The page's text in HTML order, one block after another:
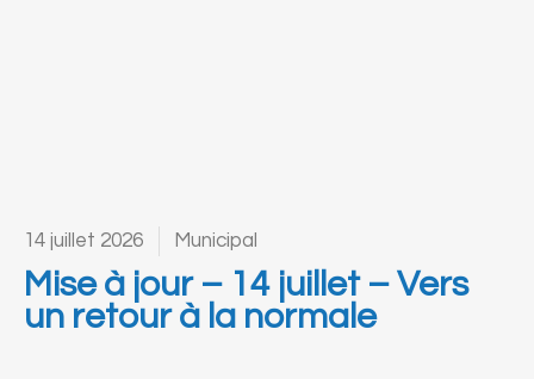
14 juillet 2026 Municipal
Mise à jour – 14 juillet – Vers
un retour à la normale